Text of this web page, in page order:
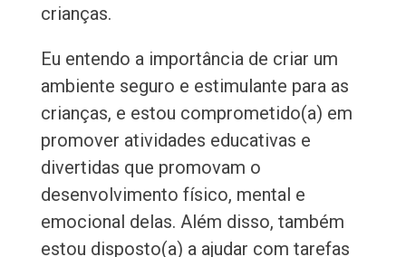
crianças.
Eu entendo a importância de criar um
ambiente seguro e estimulante para as
crianças, e estou comprometido(a) em
promover atividades educativas e
divertidas que promovam o
desenvolvimento físico, mental e
emocional delas. Além disso, também
estou disposto(a) a ajudar com tarefas